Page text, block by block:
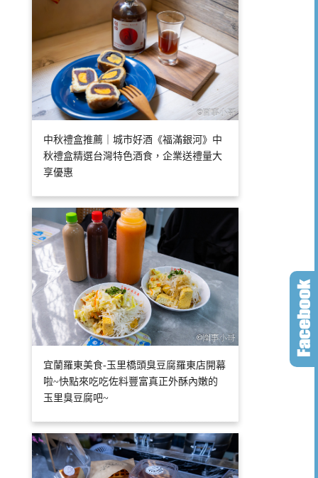
中秋禮盒推薦｜城市好酒《福滿銀河》中
秋禮盒精選台灣特色酒食，企業送禮量大
享優惠
宜蘭羅東美食-玉里橋頭臭豆腐羅東店開幕
啦~快點來吃吃佐料豐富真正外酥內嫩的
玉里臭豆腐吧~